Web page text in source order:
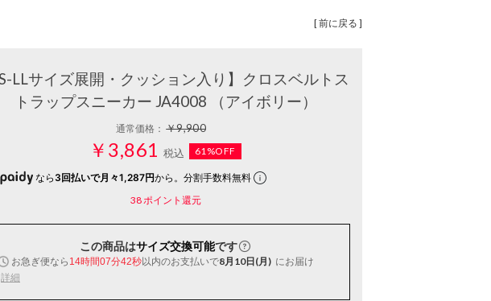
[ 前に戻る ]
S-LLサイズ展開・クッション入り】クロスベルトス
トラップスニーカー JA4008 （アイボリー）
通常価格：￥9,900
￥3,861 税込 61%OFF
なら 3回払いで月々1,287円から。分割手数料無料
38 ポイント還元
この商品はサイズ交換可能です
お急ぎ便なら 14時間07分41秒以内のお支払いで8月10日(月) にお届け
詳細